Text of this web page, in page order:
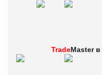
TradeMaster в